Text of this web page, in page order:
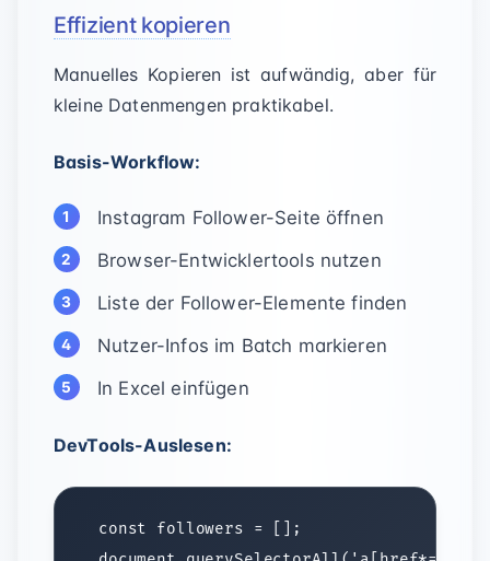
Effizient kopieren
Manuelles Kopieren ist aufwändig, aber für
kleine Datenmengen praktikabel.
Basis-Workflow:
Instagram Follower-Seite öffnen
Browser-Entwicklertools nutzen
Liste der Follower-Elemente finden
Nutzer-Infos im Batch markieren
In Excel einfügen
DevTools-Auslesen: